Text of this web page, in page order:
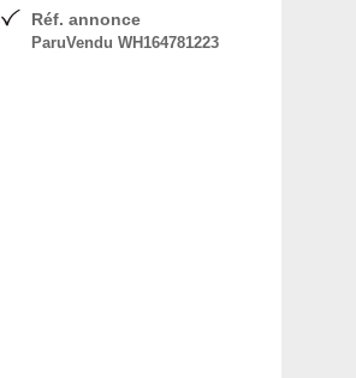
Réf. annonce
ParuVendu WH164781223